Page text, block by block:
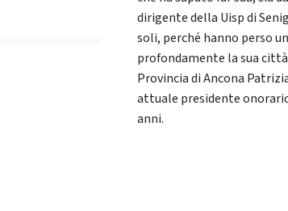
dirigente della Uisp di
soli, perché hanno perso
profondamente la sua
Provincia di Ancona
attuale presidente
anni.